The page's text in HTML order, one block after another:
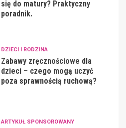
się do matury? Praktyczny
poradnik.
DZIECI I RODZINA
Zabawy zręcznościowe dla
dzieci – czego mogą uczyć
poza sprawnością ruchową?
ARTYKUŁ SPONSOROWANY